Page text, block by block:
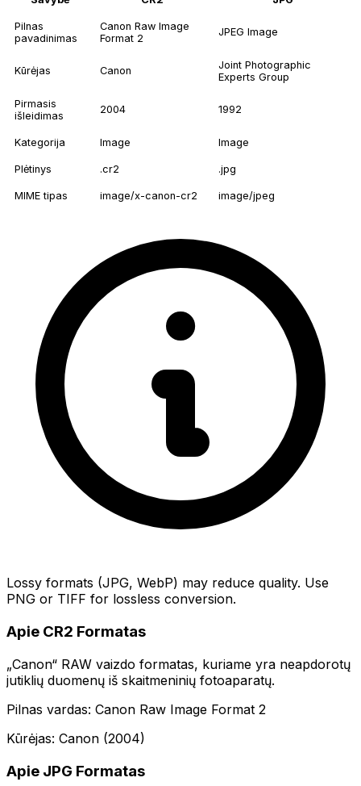
Pilnas
pavadinimas
Canon Raw Image
Format 2
JPEG Image
Kūrėjas Canon
Joint Photographic
Experts Group
Pirmasis
išleidimas
2004 1992
Kategorija Image Image
Plėtinys .cr2 .jpg
MIME tipas image/x-canon-cr2 image/jpeg
Lossy formats (JPG, WebP) may reduce quality. Use
PNG or TIFF for lossless conversion.
Apie CR2 Formatas
„Canon“ RAW vaizdo formatas, kuriame yra neapdorotų
jutiklių duomenų iš skaitmeninių fotoaparatų.
Pilnas vardas: Canon Raw Image Format 2
Kūrėjas: Canon (2004)
Apie JPG Formatas